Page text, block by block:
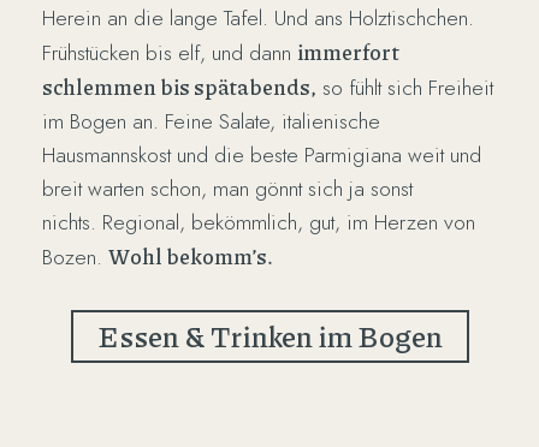
Herein an die lange Tafel. Und ans Holztischchen.
Frühstücken bis elf, und dann immerfort
schlemmen bis spätabends, so fühlt sich Freiheit
im Bogen an. Feine Salate, italienische
Hausmannskost und die beste Parmigiana weit und
breit warten schon, man gönnt sich ja sonst
nichts. Regional, bekömmlich, gut, im Herzen von
Bozen. Wohl bekomm’s.
Essen & Trinken im Bogen